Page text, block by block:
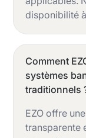
disponibilité
Comment
systèmes
traditionnels
EZO offre
transparente